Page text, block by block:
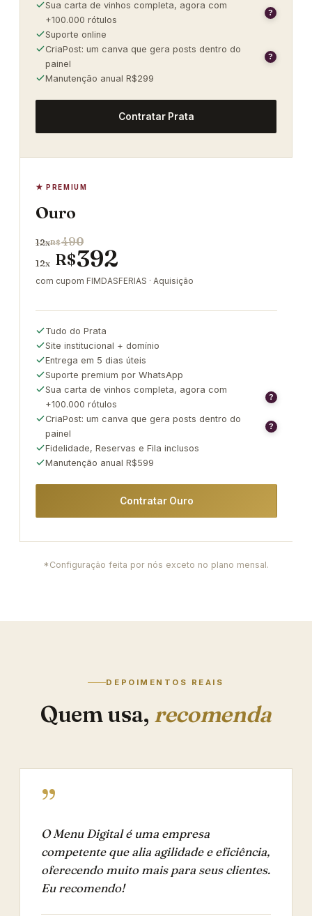
Sua carta de vinhos completa, agora com
+100.000 rótulos
?
Suporte online
CriaPost: um canva que gera posts dentro do
painel
?
Manutenção anual R$299
Contratar Prata
★ PREMIUM
Ouro
12xR$490
12x R$392
com cupom FIMDASFERIAS · Aquisição
Tudo do Prata
Site institucional + domínio
Entrega em 5 dias úteis
Suporte premium por WhatsApp
Sua carta de vinhos completa, agora com
+100.000 rótulos
?
CriaPost: um canva que gera posts dentro do
painel
?
Fidelidade, Reservas e Fila inclusos
Manutenção anual R$599
Contratar Ouro
*Configuração feita por nós exceto no plano mensal.
DEPOIMENTOS REAIS
Quem usa, recomenda
”
O Menu Digital é uma empresa
competente que alia agilidade e eficiência,
oferecendo muito mais para seus clientes.
Eu recomendo!